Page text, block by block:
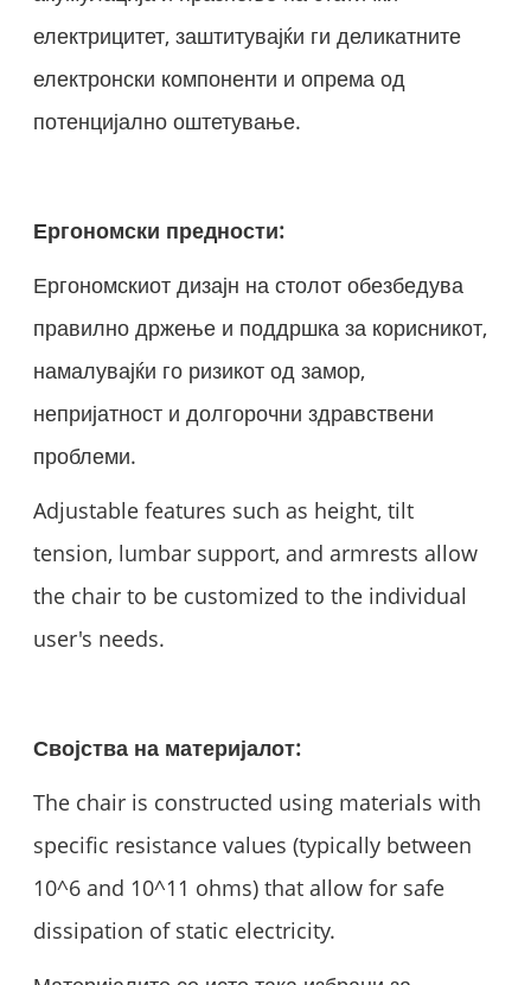
електрицитет, заштитувајќи ги деликатните
електронски компоненти и опрема од
потенцијално оштетување.
Ергономски предности:
Ергономскиот дизајн на столот обезбедува
правилно држење и поддршка за корисникот,
намалувајќи го ризикот од замор,
непријатност и долгорочни здравствени
проблеми.
Adjustable features such as height, tilt
tension, lumbar support, and armrests allow
the chair to be customized to the individual
user's needs.
Својства на материјалот:
The chair is constructed using materials with
specific resistance values (typically between
10^6 and 10^11 ohms) that allow for safe
dissipation of static electricity.